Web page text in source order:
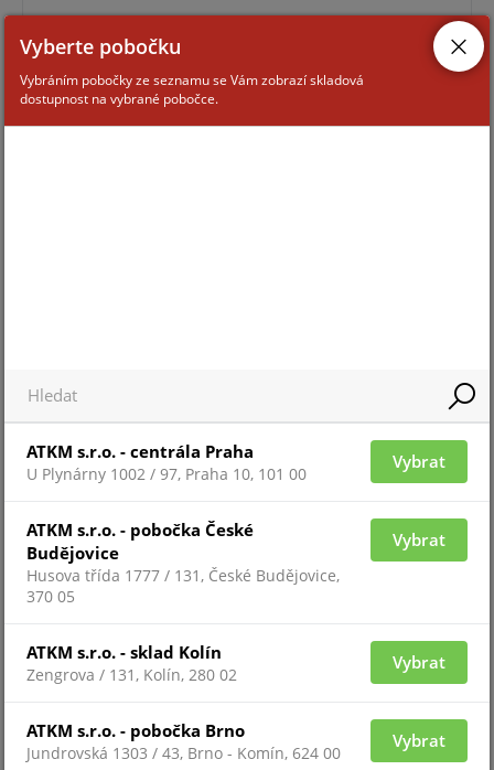
UPS-EA901PSRT-LCD-RACK
Pro zobrazení informací je nutné být přihlášený
UPS-EA901PSRT-LCD-RACK-EPO
Pro zobrazení informací je nutné být přihlášený
Vyberte pobočku
Vybráním pobočky ze seznamu se Vám zobrazí skladová
dostupnost na vybrané pobočce.
ATKM s.r.o. - centrála Praha
U Plynárny 1002 / 97, Praha 10, 101 00
Vybrat
ATKM s.r.o. - pobočka České
Budějovice
Husova třída 1777 / 131, České Budějovice,
370 05
Vybrat
ATKM s.r.o. - sklad Kolín
Zengrova / 131, Kolín, 280 02
Vybrat
ATKM s.r.o. - pobočka Brno
Jundrovská 1303 / 43, Brno - Komín, 624 00
Vybrat